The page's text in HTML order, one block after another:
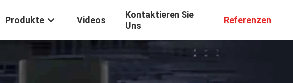
Produkte Videos
Kontaktieren Sie
Uns
Referenzen